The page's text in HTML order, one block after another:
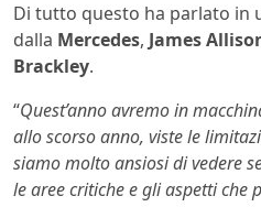
Di tutto questo ha parlato in
dalla Mercedes, James
Brackley.
“Quest’anno avremo in
allo scorso anno, viste le
siamo molto ansiosi di vedere
le aree critiche e gli aspetti che